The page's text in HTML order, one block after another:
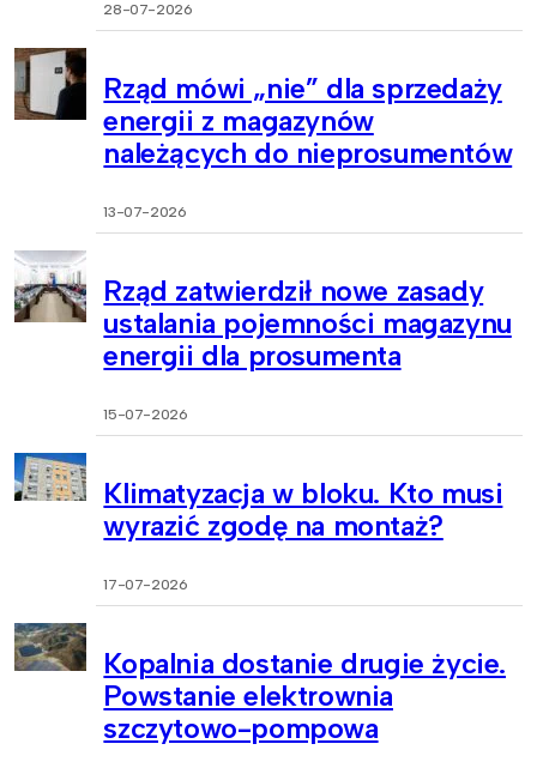
28-07-2026
Rząd mówi „nie” dla sprzedaży
energii z magazynów
należących do nieprosumentów
13-07-2026
Rząd zatwierdził nowe zasady
ustalania pojemności magazynu
energii dla prosumenta
15-07-2026
Klimatyzacja w bloku. Kto musi
wyrazić zgodę na montaż?
17-07-2026
Kopalnia dostanie drugie życie.
Powstanie elektrownia
szczytowo-pompowa